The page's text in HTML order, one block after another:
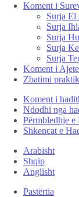
Koment i
Surja El
Surja
Surja
Surja
Surja
Koment i
Zbatimi
Koment i
Ndodhi nga
Përmbledhje e
Shkencat e
Arabisht
Shqip
Anglisht
Pastërtia